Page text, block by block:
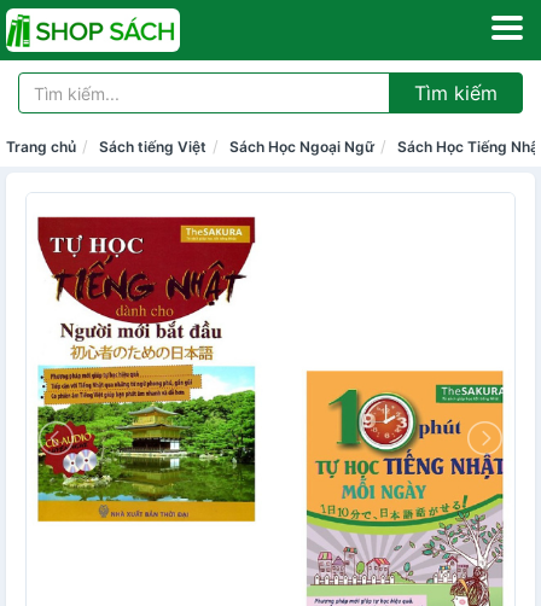
Tìm kiếm
Trang chủ Sách tiếng Việt Sách Học Ngoại Ngữ Sách Học Tiếng